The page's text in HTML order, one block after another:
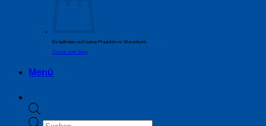
Products
Es befinden sich keine Produkte im Warenkorb.
Zurück zum Shop
Menü